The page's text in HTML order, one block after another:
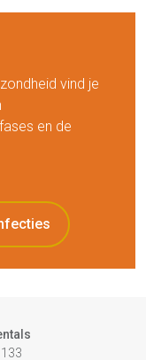
vind je
en de